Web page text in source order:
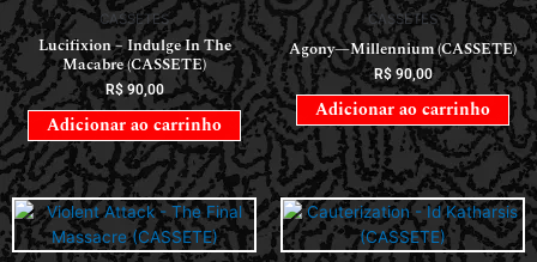
CASSETES
Lucifixion – Indulge In The
Macabre (CASSETE)
R$90,00
Adicionar ao carrinho
CASSETES
Agony—Millennium (CASSETE)
R$90,00
Adicionar ao carrinho